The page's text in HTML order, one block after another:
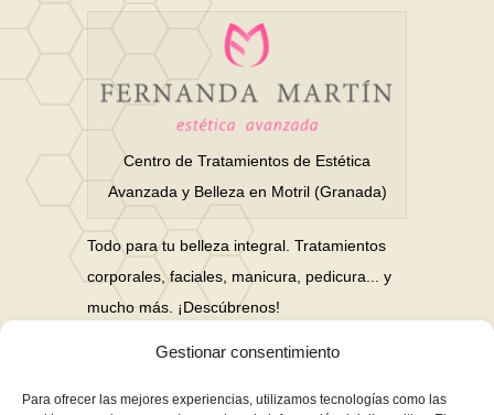
Gestionar consentimiento
Para ofrecer las mejores experiencias, utilizamos tecnologías como las
Centro de Tratamientos de Estética
Avanzada y Belleza en Motril (Granada)
Todo para tu belleza integral. Tratamientos
corporales, faciales, manicura, pedicura... y
mucho más. ¡Descúbrenos!
Nuestras Redes Sociales